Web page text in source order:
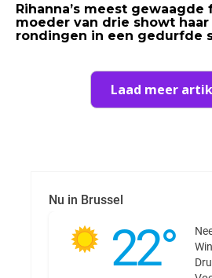
Rihanna’s meest gewaagde
moeder van drie showt
rondingen in een gedurfde
Laad meer